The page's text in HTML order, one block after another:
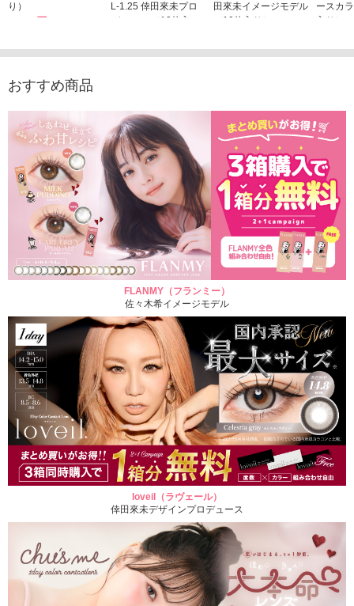
り）
1,760円
L-1.25 倖田來未プロ
デュース （10枚入
1,760円(税込)
田來未イメージモデル
（10枚入り）
ースカ
入り）
おすすめ商品
FLANMY（フランミー）
佐々木希イメージモデル
loveil（ラヴェール）
倖田來未デザインプロデュース